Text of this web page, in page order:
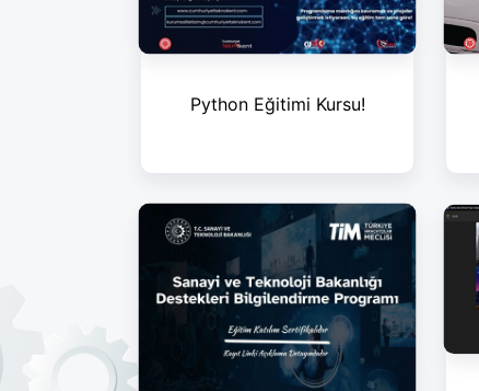
Python Eğitimi Kursu!